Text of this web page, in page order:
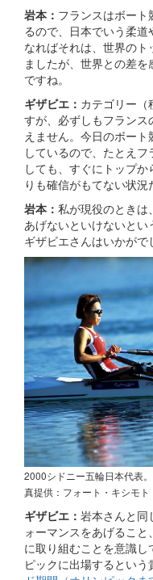
岩本： フランスはボー
るので、日本でいう柔
なればそれは、世界の
ましたが、世界との差
ですね。
ギザビエ： カテゴリー（
すが、必ずしもフラン
えません。今日のボー
しているので、たとえ
しても、すぐにトップ
りも確信がもてない状況
岩本： 私が現役のときは
あげないといけないとい
ギザビエさんはいかがで
2000シドニー五輪日本代表
真提供：フォート・キシモト
ギザビエ： 岩本さんと同
ォーマンスをあげるこ
に取り組むことを意識
ピックに出場するという